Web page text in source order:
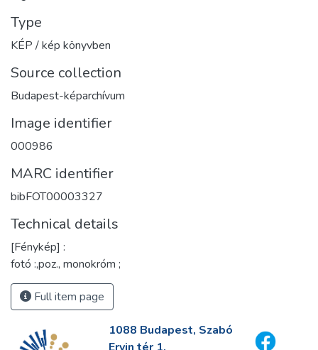
Type
KÉP / kép könyvben
Source collection
Budapest-képarchívum
Image identifier
000986
MARC identifier
bibFOT00003327
Technical details
[Fénykép] :
fotó :,poz., monokróm ;
Full item page
1088 Budapest, Szabó